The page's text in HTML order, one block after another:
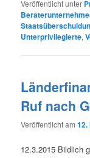
Veröffentlicht unter
Unterprivilegierte,
Ruf nach
Veröffentlicht am12.
12.3.2015 Bildlich